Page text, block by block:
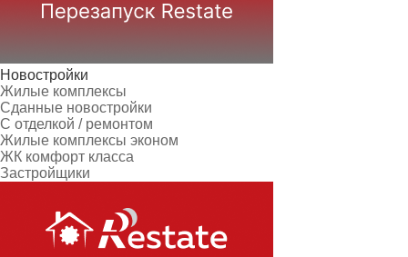
Новостройки
Жилые комплексы
Сданные новостройки
С отделкой / ремонтом
Жилые комплексы эконом
ЖК комфорт класса
Застройщики